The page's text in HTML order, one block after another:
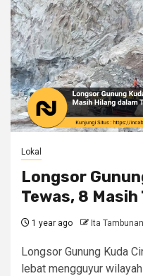
Lokal
Longsor
Tewas, 8
1 year ago Ita Tambunan
Longsor Gunung Kuda
lebat mengguyur